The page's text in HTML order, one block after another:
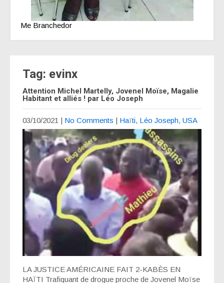
Me Branchedor
Tag: evinx
Attention Michel Martelly, Jovenel Moïse, Magalie
Habitant et alliés ! par Léo Joseph
03/10/2021 | No Comments | Haïti, Léo Joseph, USA
LA JUSTICE AMÉRICAINE FAIT 2-KABÈS EN
HAÏTI Trafiquant de drogue proche de Jovenel Moïse